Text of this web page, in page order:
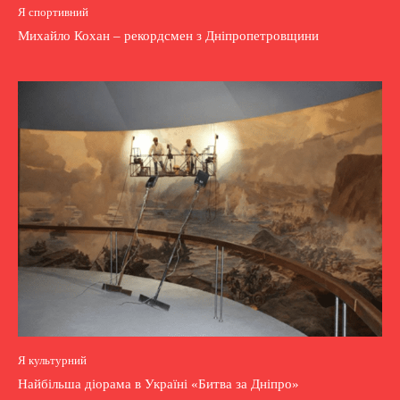
Я спортивний
Михайло Кохан – рекордсмен з Дніпропетровщини
Я культурний
Найбільша діорама в Україні «Битва за Дніпро»